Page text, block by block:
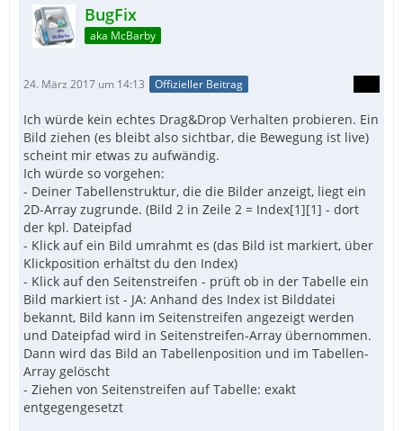
BugFix
aka McBarby
24. März 2017 um 14:13 Offizieller Beitrag
Ich würde kein echtes Drag&Drop Verhalten probieren. Ein
Bild ziehen (es bleibt also sichtbar, die Bewegung ist live)
scheint mir etwas zu aufwändig.
Ich würde so vorgehen:
- Deiner Tabellenstruktur, die die Bilder anzeigt, liegt ein
2D-Array zugrunde. (Bild 2 in Zeile 2 = Index[1][1] - dort
der kpl. Dateipfad
- Klick auf ein Bild umrahmt es (das Bild ist markiert, über
Klickposition erhältst du den Index)
- Klick auf den Seitenstreifen - prüft ob in der Tabelle ein
Bild markiert ist - JA: Anhand des Index ist Bilddatei
bekannt, Bild kann im Seitenstreifen angezeigt werden
und Dateipfad wird in Seitenstreifen-Array übernommen.
Dann wird das Bild an Tabellenposition und im Tabellen-
Array gelöscht
- Ziehen von Seitenstreifen auf Tabelle: exakt
entgegengesetzt